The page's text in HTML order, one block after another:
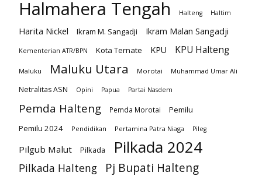
Halmahera Tengah Halteng Haltim
Harita Nickel Ikram M. Sangadji Ikram Malan Sangadji
Kementerian ATR/BPN Kota Ternate KPU KPU Halteng
Maluku Maluku Utara Morotai Muhammad Umar Ali
Netralitas ASN Opini Papua Partai Nasdem
Pemda Halteng Pemda Morotai
Pemilu
Pemilu 2024
Pendidikan Pertamina Patra Niaga Pileg
Pilgub Malut Pilkada Pilkada 2024
Pilkada Halteng Pj Bupati Halteng